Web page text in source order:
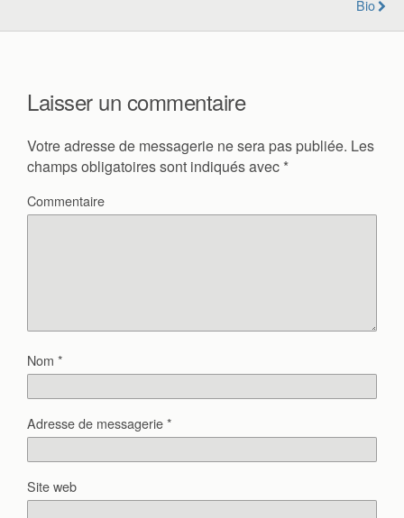
Bio
Laisser un commentaire
Votre adresse de messagerie ne sera pas publiée. Les
champs obligatoires sont indiqués avec *
Commentaire
Nom *
Adresse de messagerie*
Site web